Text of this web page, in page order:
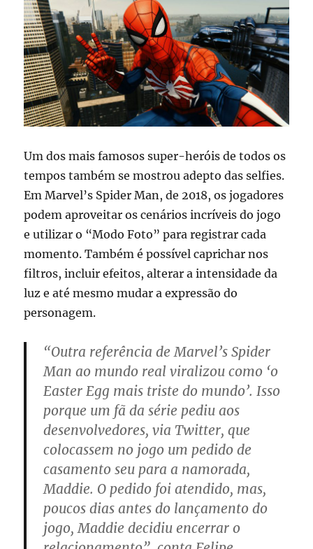
Um dos mais famosos super-heróis de todos os
tempos também se mostrou adepto das selfies.
Em Marvel’s Spider Man, de 2018, os jogadores
podem aproveitar os cenários incríveis do jogo
e utilizar o “Modo Foto” para registrar cada
momento. Também é possível caprichar nos
filtros, incluir efeitos, alterar a intensidade da
luz e até mesmo mudar a expressão do
personagem.
“Outra referência de Marvel’s Spider
Man ao mundo real viralizou como ‘o
Easter Egg mais triste do mundo’. Isso
porque um fã da série pediu aos
desenvolvedores, via Twitter, que
colocassem no jogo um pedido de
casamento seu para a namorada,
Maddie. O pedido foi atendido, mas,
poucos dias antes do lançamento do
jogo, Maddie decidiu encerrar o